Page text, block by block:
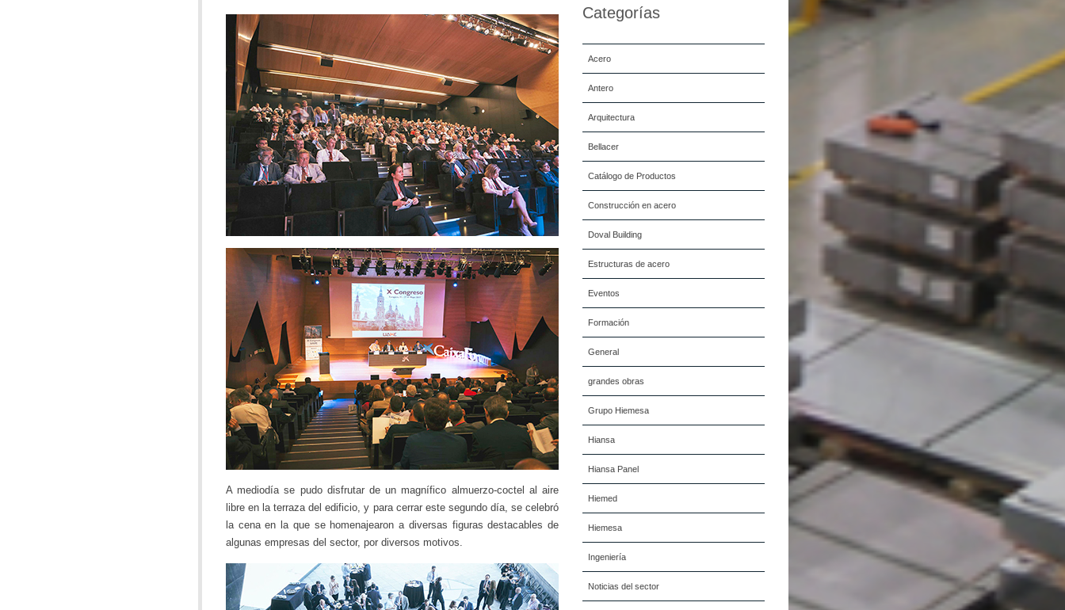
Categorías
Acero
Antero
Arquitectura
Bellacer
Catálogo de Productos
Construcción en acero
Doval Building
Estructuras de acero
Eventos
Formación
General
grandes obras
Grupo Hiemesa
Hiansa
Hiansa Panel
Hiemed
Hiemesa
Ingeniería
Noticias del sector
A mediodía se pudo disfrutar de un magnífico almuerzo-coctel al aire
libre en la terraza del edificio, y para cerrar este segundo día, se celebró
la cena en la que se homenajearon a diversas figuras destacables de
algunas empresas del sector, por diversos motivos.